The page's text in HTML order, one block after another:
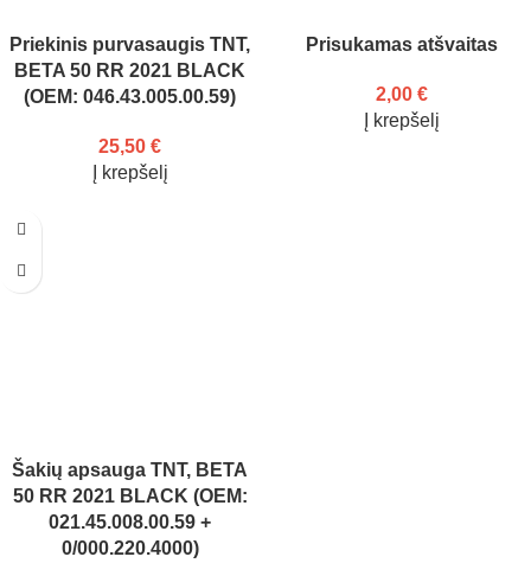
Priekinis purvasaugis TNT,
BETA 50 RR 2021 BLACK
(OEM: 046.43.005.00.59)
25,50 €
Į krepšelį
Prisukamas atšvaitas
2,00 €
Į krepšelį
Šakių apsauga TNT, BETA
50 RR 2021 BLACK (OEM:
021.45.008.00.59 +
0/000.220.4000)